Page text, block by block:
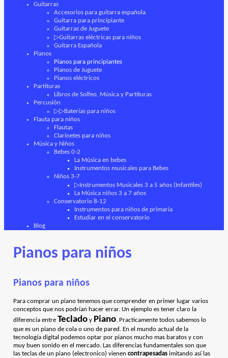
Guitarras
Accesorios para guitarra española
Guitarra para principiante
Guitarras de Juguete
▷Guitarras eléctricas para niños
Guitarra Española
Pianos
Pianos para principiantes
Pianos de Juguete
Pianos eléctricos
Partituras
Libros de Solfeo, Música y Partituras
Percusión
▷▷Baterías para niños
Flauta para niños
Flautas
Clarinetes para niños
Música y Niños
Bebes 0-2
La Música en bebes
Instrumentos musicales para Bebes
Niños 3-7
▷Instrumentos Musicales 3 a 5 años (Infantiles)
La Música niños 3 a 7 años
Conservatorio 8-12
Instrumentos para niños de primaria
Estudiar en el conservatorio
Blog
Pianos para niños
Pianos para niños
Para comprar un piano tenemos que comprender en primer lugar varios
conceptos que nos podrían hacer errar. Un ejemplo es tener claro la
diferencia entre Teclado y Piano. Practicamente todos sabemos lo
que es un piano de cola o uno de pared. En el mundo actual de la
tecnología digital podemos optar por pianos mucho mas baratos y con
muy buen sonido en el mercado. Las diferencias fundamentales son que
las teclas de un piano (electronico) vienencontrapesadas imitando así las